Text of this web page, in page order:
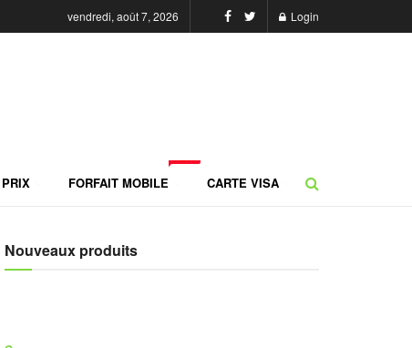
vendredi, août 7, 2026 Login
PRIX FORFAIT MOBILE CARTE VISA
Nouveaux produits